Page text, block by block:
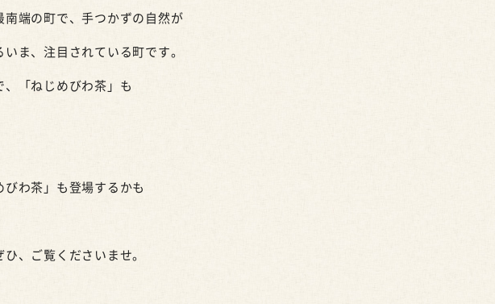
南端の町で、手つかずの自然が
ま、注目されている町です。
「ねじめびわ茶」も
わ茶」も登場するかも
、ご覧くださいませ。